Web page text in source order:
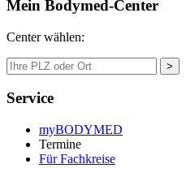
Mein Bodymed-Center
Center wählen:
>
Service
myBODYMED
Termine
Für Fachkreise